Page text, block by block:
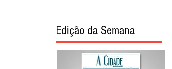
Edição da Semana